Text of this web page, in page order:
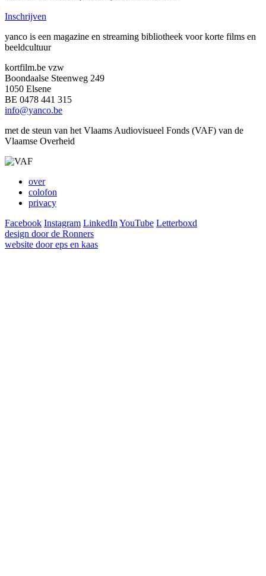
Inschrijven
yanco is een magazine en streaming bibliotheek voor korte films en
beeldcultuur
kortfilm.be vzw
Boondaalse Steenweg 249
1050 Elsene
BE 0478 441 315
info@yanco.be
met de steun van het Vlaams Audiovisueel Fonds (VAF) van de
Vlaamse Overheid
over
colofon
privacy
Facebook Instagram LinkedInYouTube Letterboxd
design door de Ronners
website door eps en kaas